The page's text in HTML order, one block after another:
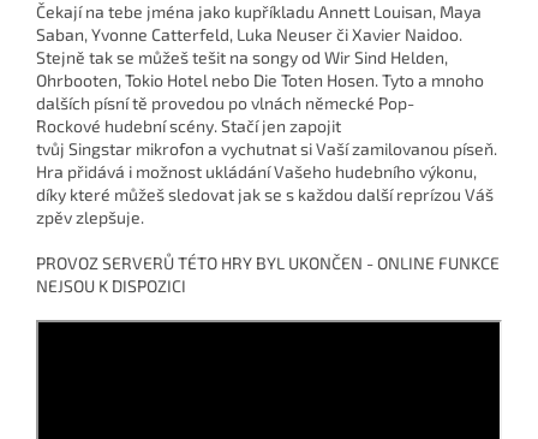
Čekají na tebe jména jako kupříkladu Annett Louisan, Maya
Saban, Yvonne Catterfeld, Luka Neuser či Xavier Naidoo.
Stejně tak se můžeš tešit na songy od Wir Sind Helden,
Ohrbooten, Tokio Hotel nebo Die Toten Hosen. Tyto a mnoho
dalších písní tě provedou po vlnách německé Pop-
Rockové hudební scény. Stačí jen zapojit
tvůj Singstar mikrofon a vychutnat si Vaší zamilovanou píseň.
Hra přidává i možnost ukládání Vašeho hudebního výkonu,
díky které můžeš sledovat jak se s každou další reprízou Váš
zpěv zlepšuje.
PROVOZ SERVERŮ TÉTO HRY BYL UKONČEN - ONLINE FUNKCE
NEJSOU K DISPOZICI